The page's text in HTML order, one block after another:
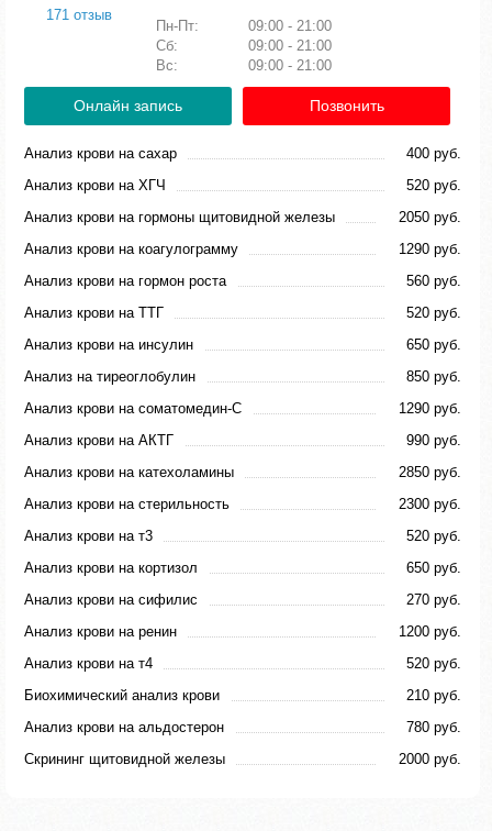
171 отзыв
Пн-Пт:
09:00 - 21:00
Сб:
09:00 - 21:00
Вс:
09:00 - 21:00
Онлайн запись Позвонить
Анализ крови на сахар
400 руб.
Анализ крови на ХГЧ
520 руб.
Анализ крови на гормоны щитовидной железы
2050 руб.
Анализ крови на коагулограмму
1290 руб.
Анализ крови на гормон роста
560 руб.
Анализ крови на ТТГ
520 руб.
Анализ крови на инсулин
650 руб.
Анализ на тиреоглобулин
850 руб.
Анализ крови на соматомедин-С
1290 руб.
Анализ крови на АКТГ
990 руб.
Анализ крови на катехоламины
2850 руб.
Анализ крови на стерильность
2300 руб.
Анализ крови на т3
520 руб.
Анализ крови на кортизол
650 руб.
Анализ крови на сифилис
270 руб.
Анализ крови на ренин
1200 руб.
Анализ крови на т4
520 руб.
Биохимический анализ крови
210 руб.
Анализ крови на альдостерон
780 руб.
Скрининг щитовидной железы
2000 руб.